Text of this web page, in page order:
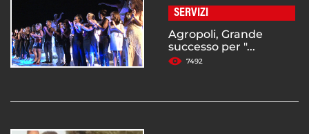
SERVIZI
Agropoli, Grande
successo per "...
7492